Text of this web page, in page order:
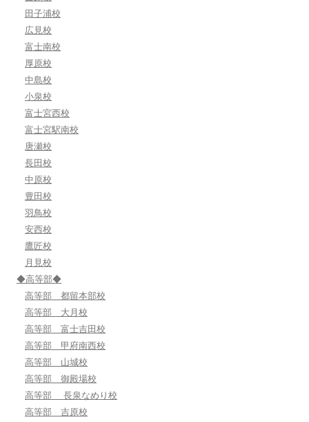
田子浦校
広見校
富士南校
厚原校
中島校
小泉校
富士宮西校
富士宮駅南校
唐瀬校
長田校
中原校
豊田校
羽鳥校
安西校
鷹匠校
月見校
◆高等部◆
高等部 都留本部校
高等部 大月校
高等部 富士吉田校
高等部 甲府南西校
高等部 山城校
高等部 御殿場校
高等部 長泉なめり校
高等部 吉原校